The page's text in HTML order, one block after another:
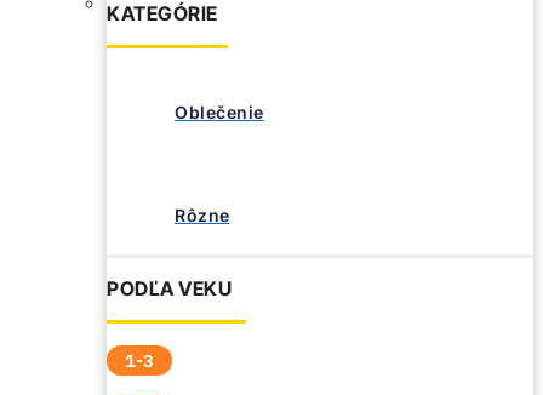
KATEGÓRIE
Oblečenie
Rôzne
PODĽA VEKU
1-3